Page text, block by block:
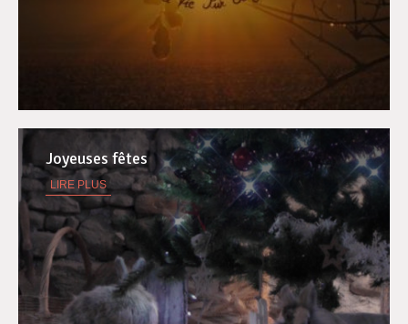
Joyeuses fêtes
LIRE PLUS